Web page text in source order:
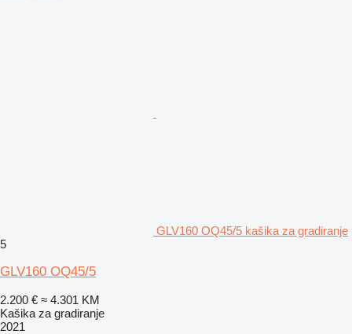
GLV160 OQ45/5 kašika za gradiranje
5
GLV160 OQ45/5
2.200 € ≈ 4.301 KM
Kašika za gradiranje
2021